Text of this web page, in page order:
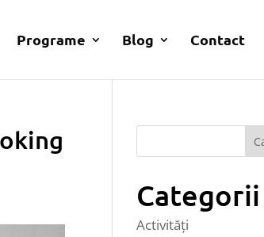
Programe Blog Contact
Categorii
Activități